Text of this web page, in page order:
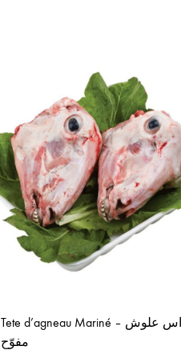
Tete d’agneau Mariné – راس علوش
مفوّح